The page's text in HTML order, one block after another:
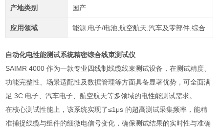
产地类别 国产
应用领域 能源,电子/电池,航空航天,汽车及零部件,综合
自动化电性能测试系统精密综合线束测试仪
SAIMR 4000 作为一款专业四线制线缆线束测试设备，在测试精度、
功能完整性、场景适配性及数据管理等方面具备显著优势，可全面满
足 3C 电子、汽车电子、航空航天等多领域的电性能测试需求。
在核心测试性能上，该系统实现了≤1μs 的超高测试采集频率，能精
准捕捉线缆与组件的细微电信号变化，确保测试结果的实时性与准确